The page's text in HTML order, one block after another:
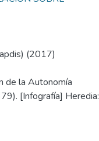
(2017)
de la Autonomía
[Infografía] Heredia: